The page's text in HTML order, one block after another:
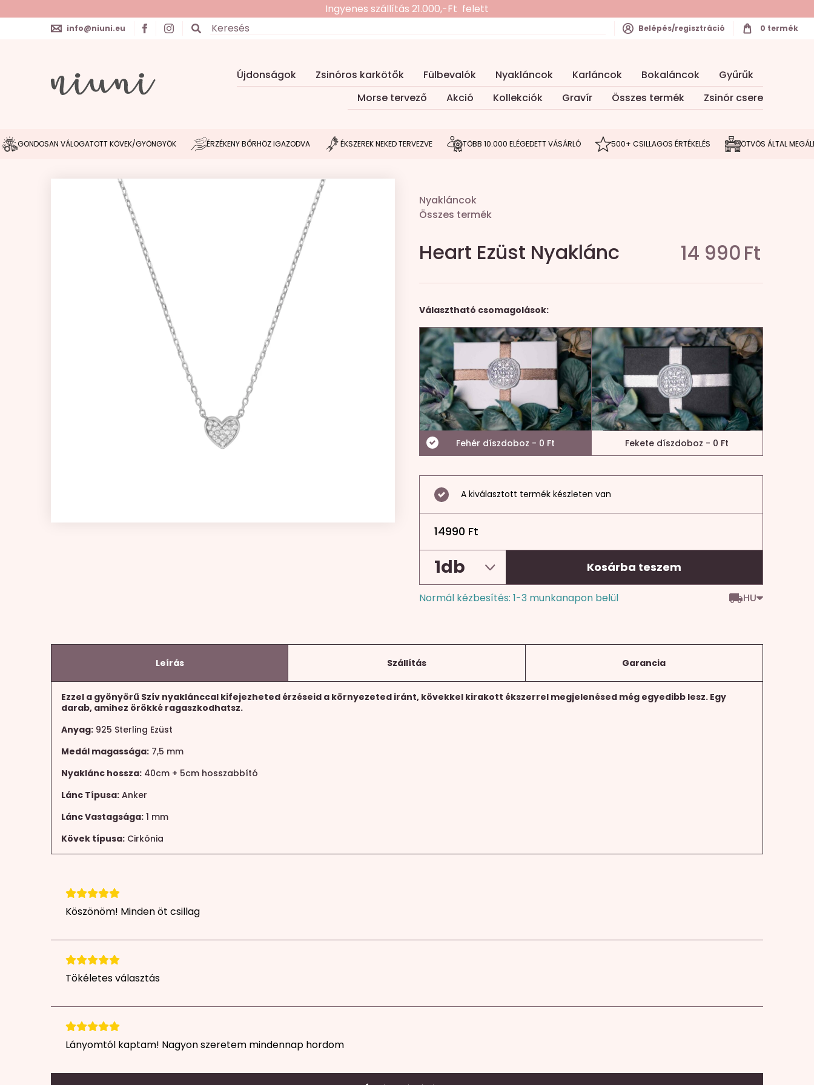
Újdonságok Zsinóros karkötők Fülbevalók Nyakláncok Karláncok Bokaláncok
Gyűrűk
Morse tervező
Akció Kollekciók Gravír Összes termék Zsinór csere
info@niuni.eu Belépés/regisztráció 0 termék
Ingyenes szállítás 21.000,-Ft felett
VÁLOGATOTT KÖVEK/GYÖNGYÖK ÉRZÉKENY BŐRHÖZ IGAZODVA ÉKSZEREK NEKED TERVEZVE TÖBB 10.000 ELÉGEDETT VÁSÁRLÓ 500+ CSILLAGOS ÉRTÉKELÉS ÖTVÖS ÁLTAL
Nyakláncok
Összes termék
Heart Ezüst Nyaklánc 14 990Ft
Választható csomagolások:
Fehér díszdoboz - 0 Ft Fekete díszdoboz - 0 Ft
A kiválasztott termék készleten van
14990 Ft
Kosárba teszem
Normál kézbesítés: 1-3 munkanapon belül HU
Leírás Szállítás Garancia
Ezzel a gyönyörű Szív nyaklánccal kifejezheted érzéseid a környezeted iránt, kövekkel kirakott ékszerrel megjelenésed még egyedibb lesz. Egy
darab, amihez örökké ragaszkodhatsz.
Anyag: 925 Sterling Ezüst
Medál magassága: 7,5 mm
Nyaklánc hossza: 40cm + 5cm hosszabbító
Lánc Típusa: Anker
Lánc Vastagsága: 1 mm
Kövek típusa: Cirkónia
Köszönöm! Minden öt csillag
Tökéletes választás
Lányomtól kaptam! Nagyon szeretem mindennap hordom